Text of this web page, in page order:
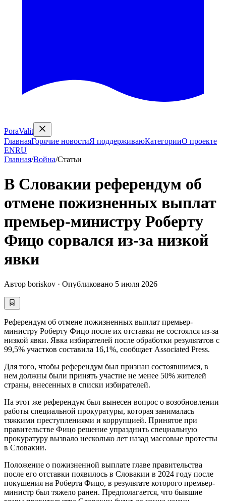
PoraValit
ГлавнаяГорячие новостиЯ поддерживаюКатегорииО проекте
ENRU
Главная/Война/Статьи
В Словакии референдум об
отмене пожизненных выплат
премьер-министру Роберту
Фицо сорвался из-за низкой
явки
Автор boriskov · Опубликовано 5 июля 2026
Референдум об отмене пожизненных выплат премьер-
министру Роберту Фицо после их отставки не состоялся из-за
низкой явки. Явка избирателей после обработки результатов с
99,5% участков составила 16,1%, сообщает Associated Press.
Для того, чтобы референдум был признан состоявшимся, в
нем должны были принять участие не менее 50% жителей
страны, внесенных в списки избирателей.
На этот же референдум был вынесен вопрос о возобновлении
работы специальной прокуратуры, которая занималась
тяжкими преступлениями и коррупцией. Принятое при
правительстве Фицо решение упразднить специальную
прокуратуру вызвало несколько лет назад массовые протесты
в Словакии.
Положение о пожизненной выплате главе правительства
после его отставки появилось в Словакии в 2024 году после
покушения на Роберта Фицо, в результате которого премьер-
министр был тяжело ранен. Предполагается, что бывшие